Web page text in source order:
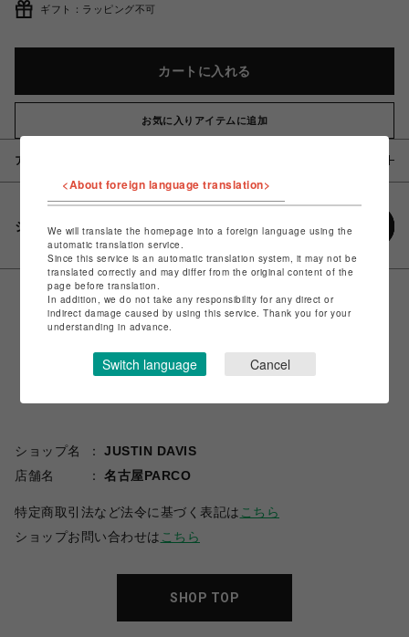
ギフト：ラッピング不可
カートに入れる
お気に入りアイテムに追加
アイテム説明 / 素材
シェアする
ショップ名
JUSTIN DAVIS
店舗名
名古屋PARCO
特定商取引法など法令に基づく表記は こちら
ショップお問い合わせは こちら
SHOP TOP
<About foreign language translation>
We will translate the homepage into a foreign language using the
automatic translation service.
Since this service is an automatic translation system, it may not be
translated correctly and may differ from the original content of the
page before translation.
In addition, we do not take any responsibility for any direct or
indirect damage caused by using this service. Thank you for your
understanding in advance.
Switch language Cancel